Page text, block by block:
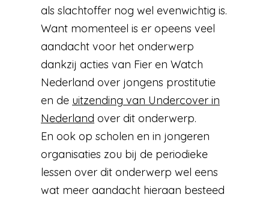
als slachtoffer nog wel evenwichtig is.
Want momenteel is er opeens veel
aandacht voor het onderwerp
dankzij acties van Fier en Watch
Nederland over jongens prostitutie
en de uitzending van Undercover in
Nederland over dit onderwerp.
En ook op scholen en in jongeren
organisaties zou bij de periodieke
lessen over dit onderwerp wel eens
wat meer aandacht hieraan besteed